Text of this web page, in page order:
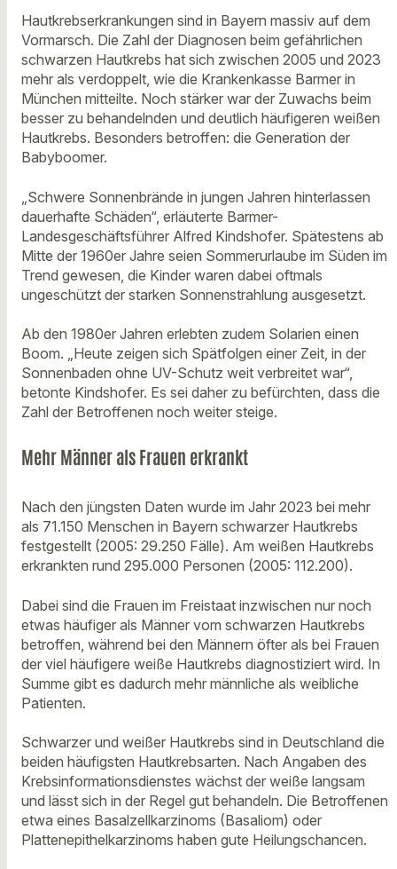
Hautkrebserkrankungen sind in Bayern massiv auf dem
Vormarsch. Die Zahl der Diagnosen beim gefährlichen
schwarzen Hautkrebs hat sich zwischen 2005 und 2023
mehr als verdoppelt, wie die Krankenkasse Barmer in
München mitteilte. Noch stärker war der Zuwachs beim
besser zu behandelnden und deutlich häufigeren weißen
Hautkrebs. Besonders betroffen: die Generation der
Babyboomer.
„Schwere Sonnenbrände in jungen Jahren hinterlassen
dauerhafte Schäden“, erläuterte Barmer-
Landesgeschäftsführer Alfred Kindshofer. Spätestens ab
Mitte der 1960er Jahre seien Sommerurlaube im Süden im
Trend gewesen, die Kinder waren dabei oftmals
ungeschützt der starken Sonnenstrahlung ausgesetzt.
Ab den 1980er Jahren erlebten zudem Solarien einen
Boom. „Heute zeigen sich Spätfolgen einer Zeit, in der
Sonnenbaden ohne UV-Schutz weit verbreitet war“,
betonte Kindshofer. Es sei daher zu befürchten, dass die
Zahl der Betroffenen noch weiter steige.
Mehr Männer als Frauen erkrankt
Nach den jüngsten Daten wurde im Jahr 2023 bei mehr
als 71.150 Menschen in Bayern schwarzer Hautkrebs
festgestellt (2005: 29.250 Fälle). Am weißen Hautkrebs
erkrankten rund 295.000 Personen (2005: 112.200).
Dabei sind die Frauen im Freistaat inzwischen nur noch
etwas häufiger als Männer vom schwarzen Hautkrebs
betroffen, während bei den Männern öfter als bei Frauen
der viel häufigere weiße Hautkrebs diagnostiziert wird. In
Summe gibt es dadurch mehr männliche als weibliche
Patienten.
Schwarzer und weißer Hautkrebs sind in Deutschland die
beiden häufigsten Hautkrebsarten. Nach Angaben des
Krebsinformationsdienstes wächst der weiße langsam
und lässt sich in der Regel gut behandeln. Die Betroffenen
etwa eines Basalzellkarzinoms (Basaliom) oder
Plattenepithelkarzinoms haben gute Heilungschancen.